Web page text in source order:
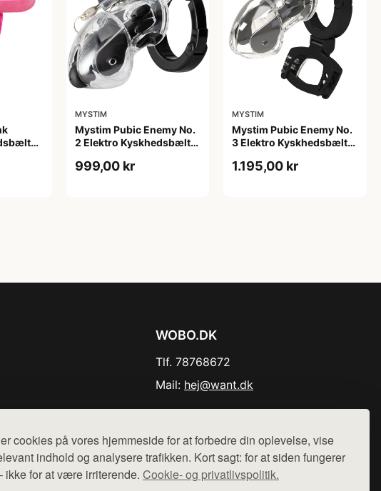
cookies på vores hjemmeside for at forbedre din oplevelse, vise
indhold og analysere trafikken. Kort sagt: for at siden fungerer
ikke for at være irriterende. Cookie- og privatlivspolitik.
MYSTIM
Mystim Pubic Enemy No.
2 Elektro Kyskhedsbælte
999,00 kr
MYSTIM
Mystim Pubic Enemy No.
3 Elektro Kyskhedsbælte
1.195,00 kr
WOBO.DK
Tlf. 78768672
Mail: hej@want.dk